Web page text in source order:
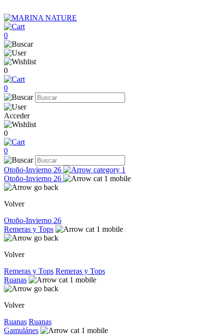
0
0
0
Acceder
0
0
Otoño-Invierno 26
Otoño-Invierno 26
Volver
Otoño-Invierno 26
Remeras y Tops
Volver
Remeras y Tops Remeras y Tops
Ruanas
Volver
Ruanas Ruanas
Gamulánes